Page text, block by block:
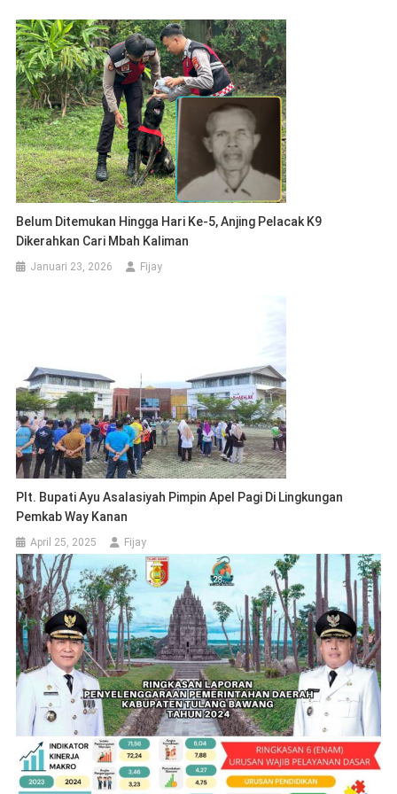
Belum Ditemukan Hingga Hari Ke-5, Anjing Pelacak K9
Dikerahkan Cari Mbah Kaliman
Januari 23, 2026 Fijay
Plt. Bupati Ayu Asalasiyah Pimpin Apel Pagi Di Lingkungan
Pemkab Way Kanan
April 25, 2025 Fijay